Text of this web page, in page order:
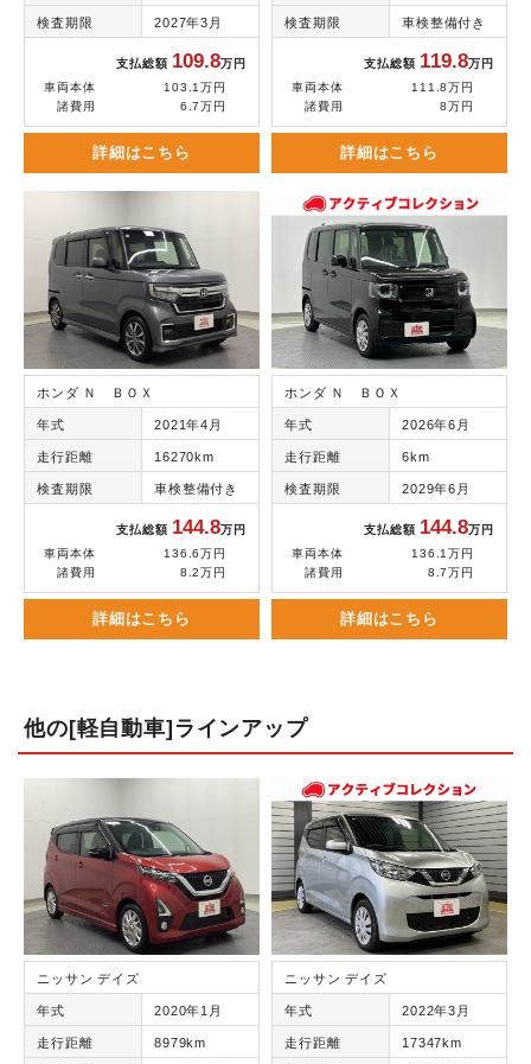
検査期限 2027年3月
支払総額 109.8万円
車両本体
103.1万円
諸費用
6.7万円
詳細はこちら
検査期限 車検整備付き
支払総額 119.8万円
車両本体
111.8万円
諸費用
8万円
詳細はこちら
ホンダ Ｎ ＢＯＸ
年式 2021年4月
走行距離 16270km
検査期限 車検整備付き
支払総額 144.8万円
車両本体
136.6万円
諸費用
8.2万円
詳細はこちら
ホンダ Ｎ ＢＯＸ
年式 2026年6月
走行距離 6km
検査期限 2029年6月
支払総額 144.8万円
車両本体
136.1万円
諸費用
8.7万円
詳細はこちら
他の[軽自動車]ラインアップ
ニッサン デイズ
年式 2020年1月
走行距離 8979km
ニッサン デイズ
年式 2022年3月
走行距離 17347km